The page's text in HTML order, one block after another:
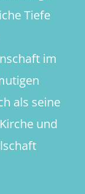
Tiefe
im
als seine
und